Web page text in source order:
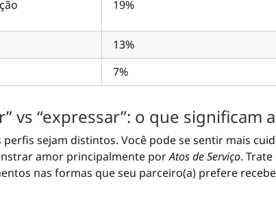
19%
13%
7%
vs “expressar”: o que significam
perfis sejam distintos. Você pode se sentir mais
amor principalmente porAtos de Serviço.
nas formas que seu parceiro(a) prefere